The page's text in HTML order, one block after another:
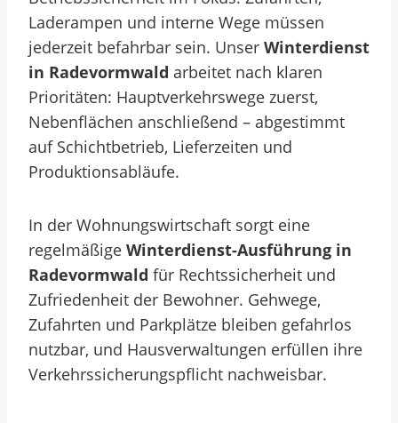
Laderampen und interne Wege müssen
jederzeit befahrbar sein. Unser Winterdienst
in Radevormwald arbeitet nach klaren
Prioritäten: Hauptverkehrswege zuerst,
Nebenflächen anschließend – abgestimmt
auf Schichtbetrieb, Lieferzeiten und
Produktionsabläufe.
In der Wohnungswirtschaft sorgt eine
regelmäßige Winterdienst-Ausführung in
Radevormwald für Rechtssicherheit und
Zufriedenheit der Bewohner. Gehwege,
Zufahrten und Parkplätze bleiben gefahrlos
nutzbar, und Hausverwaltungen erfüllen ihre
Verkehrssicherungspflicht nachweisbar.